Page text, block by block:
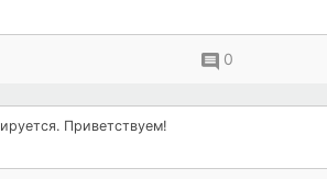
0
Приветствуем!